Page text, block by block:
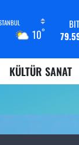
10°
KÜLTÜR SANAT